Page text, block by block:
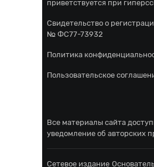
приветствуется при
Свидетельство о
№ ФС77-73932
Политика
Пользовательское
Все материалы сайта
уведомление об авторских
Сетевое издание